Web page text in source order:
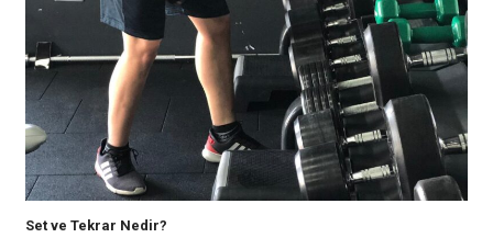
Set ve Tekrar Nedir?